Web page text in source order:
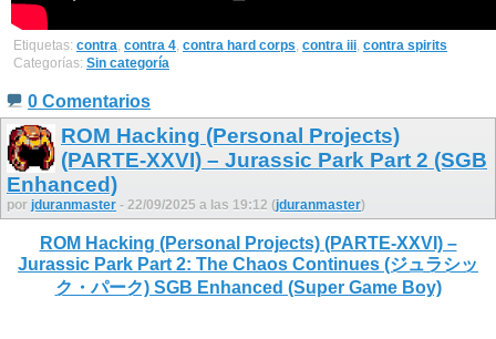
Etiquetas: contra contra 4 contra hard corps contra iii contra spirits
Categorías: Sin categoría
0 Comentarios
ROM Hacking (Personal Projects)
(PARTE-XXVI) – Jurassic Park Part 2 (SGB
Enhanced)
por jduranmaster - 22/09/2025 a las 19:12 (jduranmaster)
ROM Hacking (Personal Projects) (PARTE-XXVI) –
Jurassic Park Part 2: The Chaos Continues (ジュラシッ
ク・パーク) SGB Enhanced (Super Game Boy)